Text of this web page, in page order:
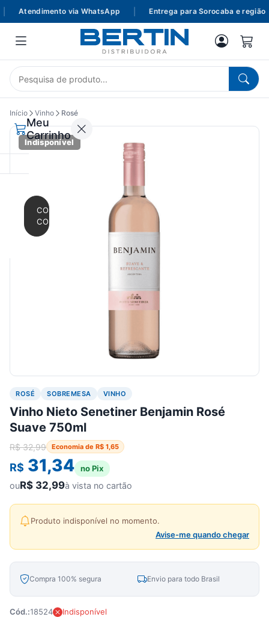
Atendimento via WhatsApp Entrega para Sorocaba e região
Meu
Carrinho
CONTINUAR
COMPRANDO
Início Vinho Rosé
Indisponível
ROSÉ SOBREMESA VINHO
Vinho Nieto Senetiner Benjamin Rosé
Suave 750ml
R$32,99 Economia de R$ 1,65
R$ 31,34 no Pix
ouR$ 32,99à vista no cartão
Produto indisponível no momento.
Avise-me quando chegar
Compra 100% segura Envio para todo Brasil
Cód.:18524 Indisponível